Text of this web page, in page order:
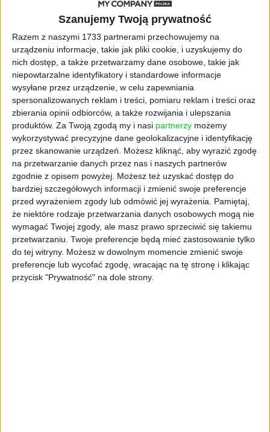
Szanujemy Twoją prywatność
Razem z naszymi 1733 partnerami przechowujemy na
urządzeniu informacje, takie jak pliki cookie, i uzyskujemy do
nich dostęp, a także przetwarzamy dane osobowe, takie jak
niepowtarzalne identyfikatory i standardowe informacje
wysyłane przez urządzenie, w celu zapewniania
spersonalizowanych reklam i treści, pomiaru reklam i treści oraz
zbierania opinii odbiorców, a także rozwijania i ulepszania
produktów. Za Twoją zgodą my i nasi partnerzy możemy
wykorzystywać precyzyjne dane geolokalizacyjne i identyfikację
przez skanowanie urządzeń. Możesz kliknąć, aby wyrazić zgodę
na przetwarzanie danych przez nas i naszych partnerów
zgodnie z opisem powyżej. Możesz też uzyskać dostęp do
bardziej szczegółowych informacji i zmienić swoje preferencje
przed wyrażeniem zgody lub odmówić jej wyrażenia.
Pamiętaj,
że niektóre rodzaje przetwarzania danych osobowych mogą nie
wymagać Twojej zgody, ale masz prawo sprzeciwić się takiemu
przetwarzaniu. Twoje preferencje będą mieć zastosowanie tylko
do tej witryny. Możesz w dowolnym momencie zmienić swoje
preferencje lub wycofać zgodę, wracając na tę stronę i klikając
przycisk "Prywatność" na dole strony.
terminach. To, w jaki dzień akurat my
będziemy otrzymywać świadczenie, jest
dopierane losowo, ale raz przydzielony dzień,
nie zmienia się do końca pobierania
świadczenia.
800+ przelewane jest 2., 4., 7., 9., 12., 14., 16.,
18., 20. i 22 dnia każdego miesiąca. Jeżeli ten
dzień wypada w sobotę, przelewy wychodzą w
poprzedzający ją piątek. Tak samo jest w dni,
w które wypadają na niedzielę i święta.
Patrząc na kalendarz, rodzice mogą
spodziewać się wcześniejszych wypłat
świadczenia.
Tematy:800 +800 pluspieniądze rodzice
świadczenia